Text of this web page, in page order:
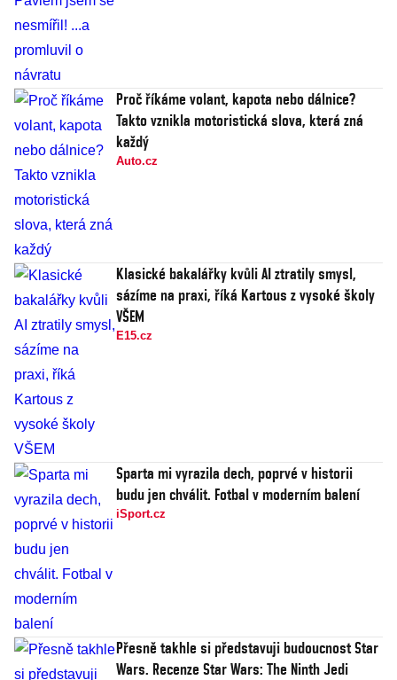
Proč říkáme volant, kapota nebo dálnice?
Takto vznikla motoristická slova, která zná
každý
Auto.cz
Klasické bakalářky kvůli AI ztratily smysl,
sázíme na praxi, říká Kartous z vysoké školy
VŠEM
E15.cz
Sparta mi vyrazila dech, poprvé v historii
budu jen chválit. Fotbal v moderním balení
iSport.cz
Přesně takhle si představuji budoucnost Star
Wars. Recenze Star Wars: The Ninth Jedi